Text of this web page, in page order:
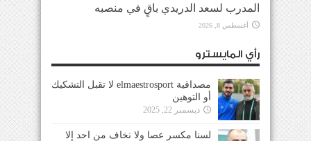
المدرب لسعد الدريدي باقٍ في منصبه
أغسطس 8, 2026
رأي المايسترو
مصداقية elmaestrosport لا تقبل التشكيك
أو التوهين
ديسمبر 22, 2025
لسنا مكسر عصا ولا نخاف من احد إلا